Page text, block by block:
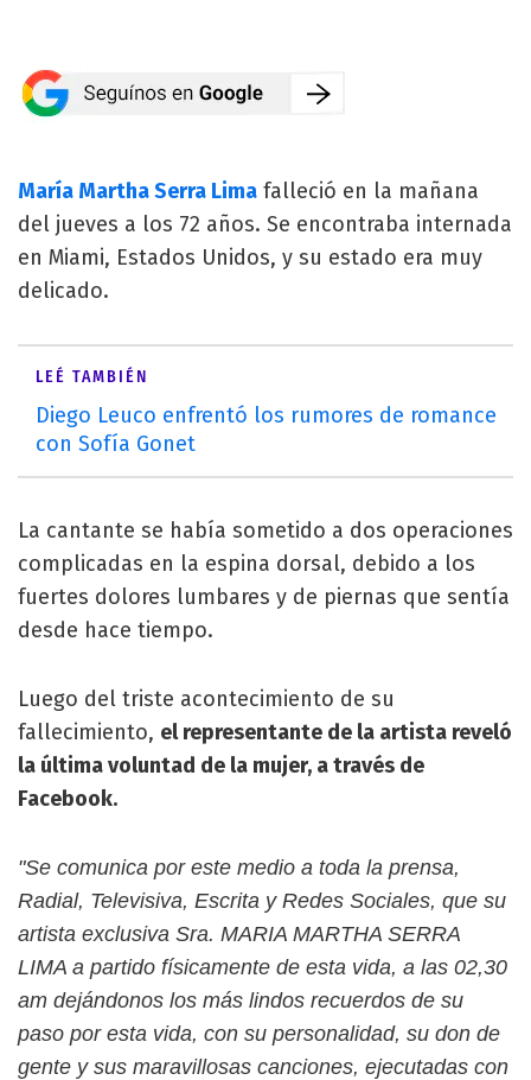
María Martha Serra Lima falleció en la mañana
del jueves a los 72 años. Se encontraba internada
en Miami, Estados Unidos, y su estado era muy
delicado.
LEÉ TAMBIÉN
Diego Leuco enfrentó los rumores de romance
con Sofía Gonet
La cantante se había sometido a dos operaciones
complicadas en la espina dorsal, debido a los
fuertes dolores lumbares y de piernas que sentía
desde hace tiempo.
Luego del triste acontecimiento de su
fallecimiento, el representante de la artista reveló
la última voluntad de la mujer, a través de
Facebook.
"Se comunica por este medio a toda la prensa,
Radial, Televisiva, Escrita y Redes Sociales, que su
artista exclusiva Sra. MARIA MARTHA SERRA
LIMA a partido físicamente de esta vida, a las 02,30
am dejándonos los más lindos recuerdos de su
paso por esta vida, con su personalidad, su don de
gente y sus maravillosas canciones, ejecutadas con